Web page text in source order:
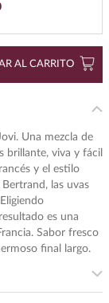
AL CARRITO
Una mezcla de
brillante, viva y fácil
y el estilo
las uvas
es una
Sabor fresco
final largo.